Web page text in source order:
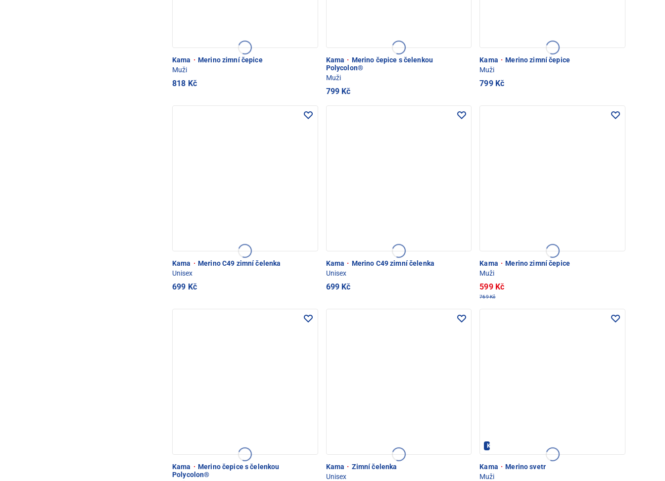
Kama · Merino zimní čepice
Muži
818 Kč
Kama · Merino čepice s čelenkou
Polycolon®
Muži
799 Kč
Kama · Merino zimní čepice
Muži
799 Kč
Kama · Merino C49 zimní čelenka
Unisex
699 Kč
Kama · Merino C49 zimní čelenka
Unisex
699 Kč
Kama · Merino zimní čepice
Muži
599 Kč
769 Kč
Kama · Merino čepice s čelenkou
Polycolon®
Kama · Zimní čelenka
Unisex
KAMA - PEC POD SNĚŽKOU
Kama · Merino svetr
Muži